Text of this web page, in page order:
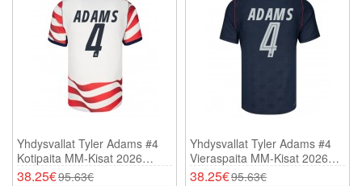
Yhdysvallat Tyler Adams #4
Kotipaita MM-Kisat 2026
Lyhythihainen
38.25€95.63€
Yhdysvallat Tyler Adams #4
Vieraspaita MM-Kisat 2026
Lyhythihainen
38.25€95.63€